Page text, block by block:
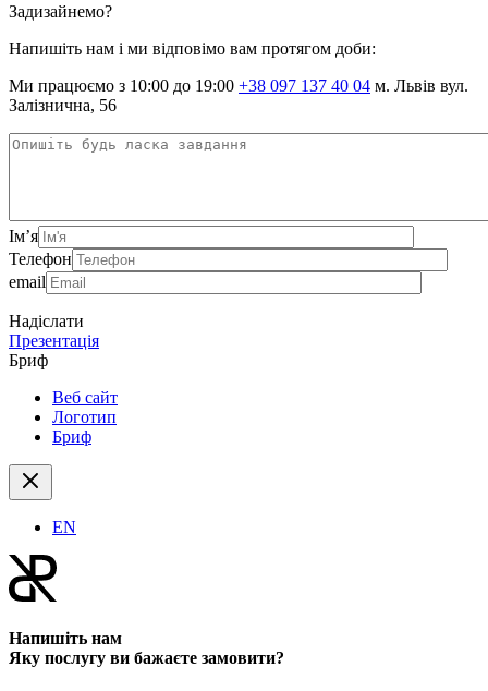
Задизайнемо?
Напишіть нам і ми відповімо вам протягом доби:
Ми працюємо з 10:00 до 19:00 +38 097 137 40 04 м. Львів вул.
Залізнична, 56
Ім’я
Телефон
email
Надіслати
Презентація
Бриф
Веб сайт
Логотип
Бриф
EN
Напишіть нам
Яку послугу ви бажаєте замовити?